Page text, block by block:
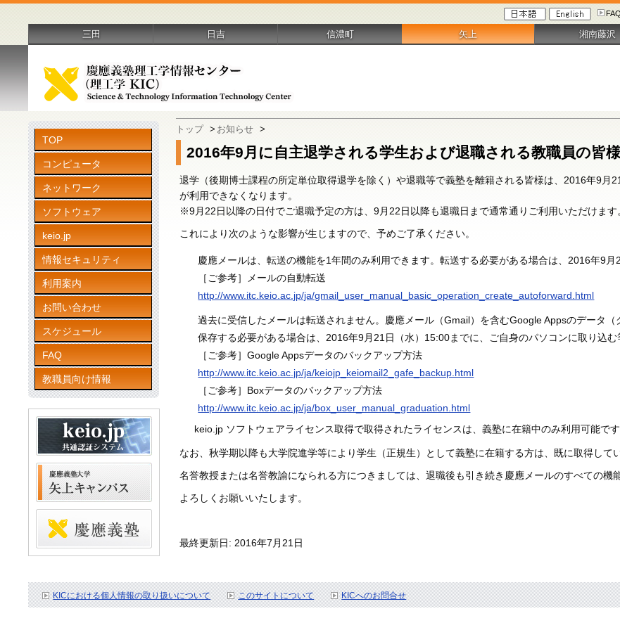
FAQ
TOP
コンピュータ
ネットワーク
ソフトウェア
keio.jp
情報セキュリティ
利用案内
お問い合わせ
スケジュール
FAQ
教職員向け情報
トップ > お知らせ >
2016年9月に自主退学される学生および退職される教職員の皆
退学（後期博士課程の所定単位取得退学を除く）や退職等で義塾を離籍される皆様は、2016年9
が利用できなくなります。
※9月22日以降の日付でご退職予定の方は、9月22日以降も退職日まで通常通りご利用いただけます
これにより次のような影響が生じますので、予めご了承ください。
慶應メールは、転送の機能を1年間のみ利用できます。転送する必要がある場合は、2016年9月
［ご参考］メールの自動転送
http://www.itc.keio.ac.jp/ja/gmail_user_manual_basic_operation_create_autoforward.html
過去に受信したメールは転送されません。慶應メール（Gmail）を含むGoogle Appsのデータ
保存する必要がある場合は、2016年9月21日（水）15:00までに、ご自身のパソコンに取り込む
［ご参考］Google Appsデータのバックアップ方法
http://www.itc.keio.ac.jp/ja/keiojp_keiomail2_gafe_backup.html
［ご参考］Boxデータのバックアップ方法
http://www.itc.keio.ac.jp/ja/box_user_manual_graduation.html
keio.jp ソフトウェアライセンス取得で取得されたライセンスは、義塾に在籍中のみ利用可能で
なお、秋学期以降も大学院進学等により学生（正規生）として義塾に在籍する方は、既に取得して
名誉教授または名誉教諭になられる方につきましては、退職後も引き続き慶應メールのすべての機
よろしくお願いいたします。
最終更新日: 2016年7月21日
KICにおける個人情報の取り扱いについて このサイトについて KICへのお問合せ
三田 日吉 信濃町 矢上 湘南藤沢